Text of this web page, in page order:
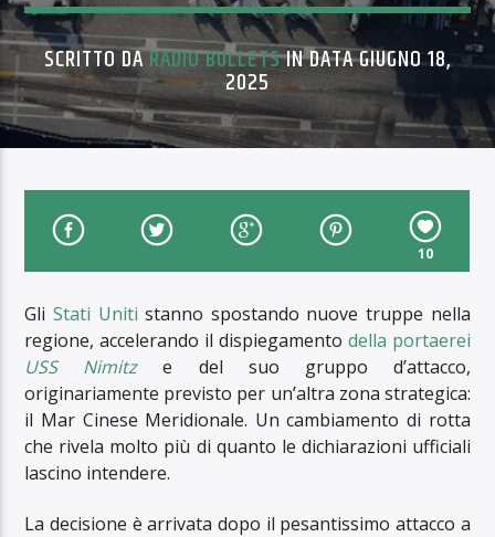
SCRITTO DARADIO BULLETSIN DATA GIUGNO 18,
2025
10
GliStati Uniti stanno spostando nuove truppe nella
regione, accelerando il dispiegamento della portaerei
USS Nimitze del suo gruppo d’attacco,
originariamente previsto per un’altra zona strategica:
il Mar Cinese Meridionale. Un cambiamento di rotta
che rivela molto più di quanto le dichiarazioni ufficiali
lascino intendere.
La decisione è arrivata dopo il pesantissimo attacco a